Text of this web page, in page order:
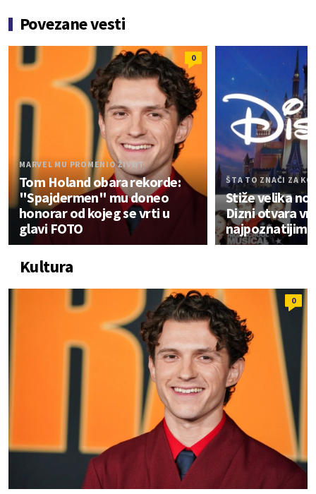
Povezane vesti
0
MARVEL MU PROMENIO ŽIVOT
Tom Holand obara rekorde:
"Spajdermen" mu doneo
honorar od kojeg se vrti u
glavi FOTO
ŠTA TO ZNAČI ZA
Stiže velika
Dizni otvara
najpoznatijim
Kultura
0